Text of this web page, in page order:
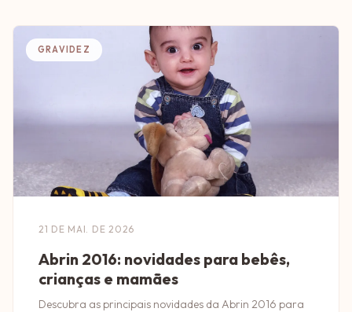
GRAVIDEZ
21 DE MAI. DE 2026
Abrin 2016: novidades para bebês,
crianças e mamães
Descubra as principais novidades da Abrin 2016 para